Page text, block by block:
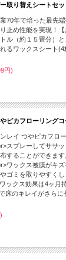
取り替えシートセッ
70年で培った最先
止め性能を実現！
ル（約１５畳分）
るワックスシート(4
円)
ピカフローリングコ
ンレイ つやピカフロ
スプレーしてササ
することができます
ワックス被膜がキ
ゴミを取りやすくし
ックス効果は4ヶ月
床のキレイがさらに